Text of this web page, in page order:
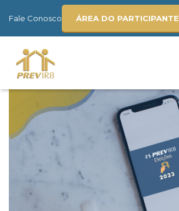
Fale Conosco ÁREA DO PARTICIPANTE